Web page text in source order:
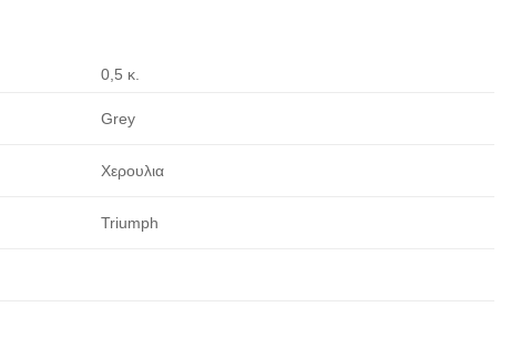
0,5 κ.
Grey
Χερουλια
Triumph